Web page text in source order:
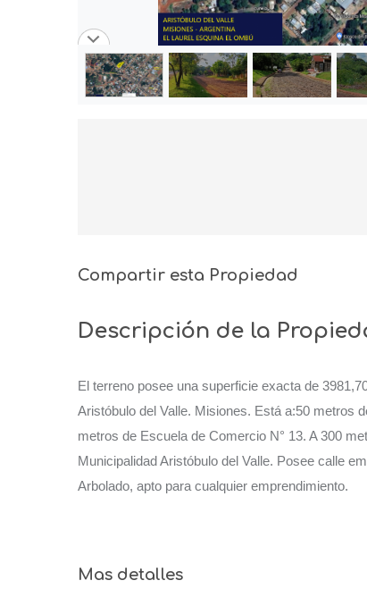
Compartir esta Propiedad
Descripción de la
El terreno posee una superficie exacta de
Aristóbulo del Valle. Misiones. Está a:50 metros
metros de Escuela de Comercio N° 13. A 300
Municipalidad Aristóbulo del Valle. Posee calle
Arbolado, apto para cualquier emprendimiento.
Mas detalles